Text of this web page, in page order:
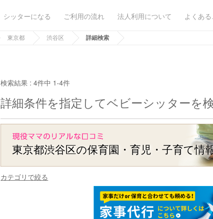
シッターになる ご利用の流れ 法人利用について よくあ
東京都 渋谷区 詳細検索
検索結果 :4件中 1-4件
詳細条件を指定してベビーシッターを
東京都渋谷区の保育園・育児・子育て情
カテゴリで絞る